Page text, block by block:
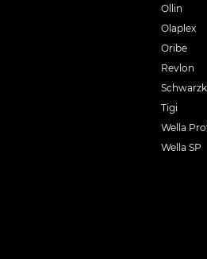
Ollin
Olaplex
Oribe
Revlon
Tigi
Wella
Wella SP